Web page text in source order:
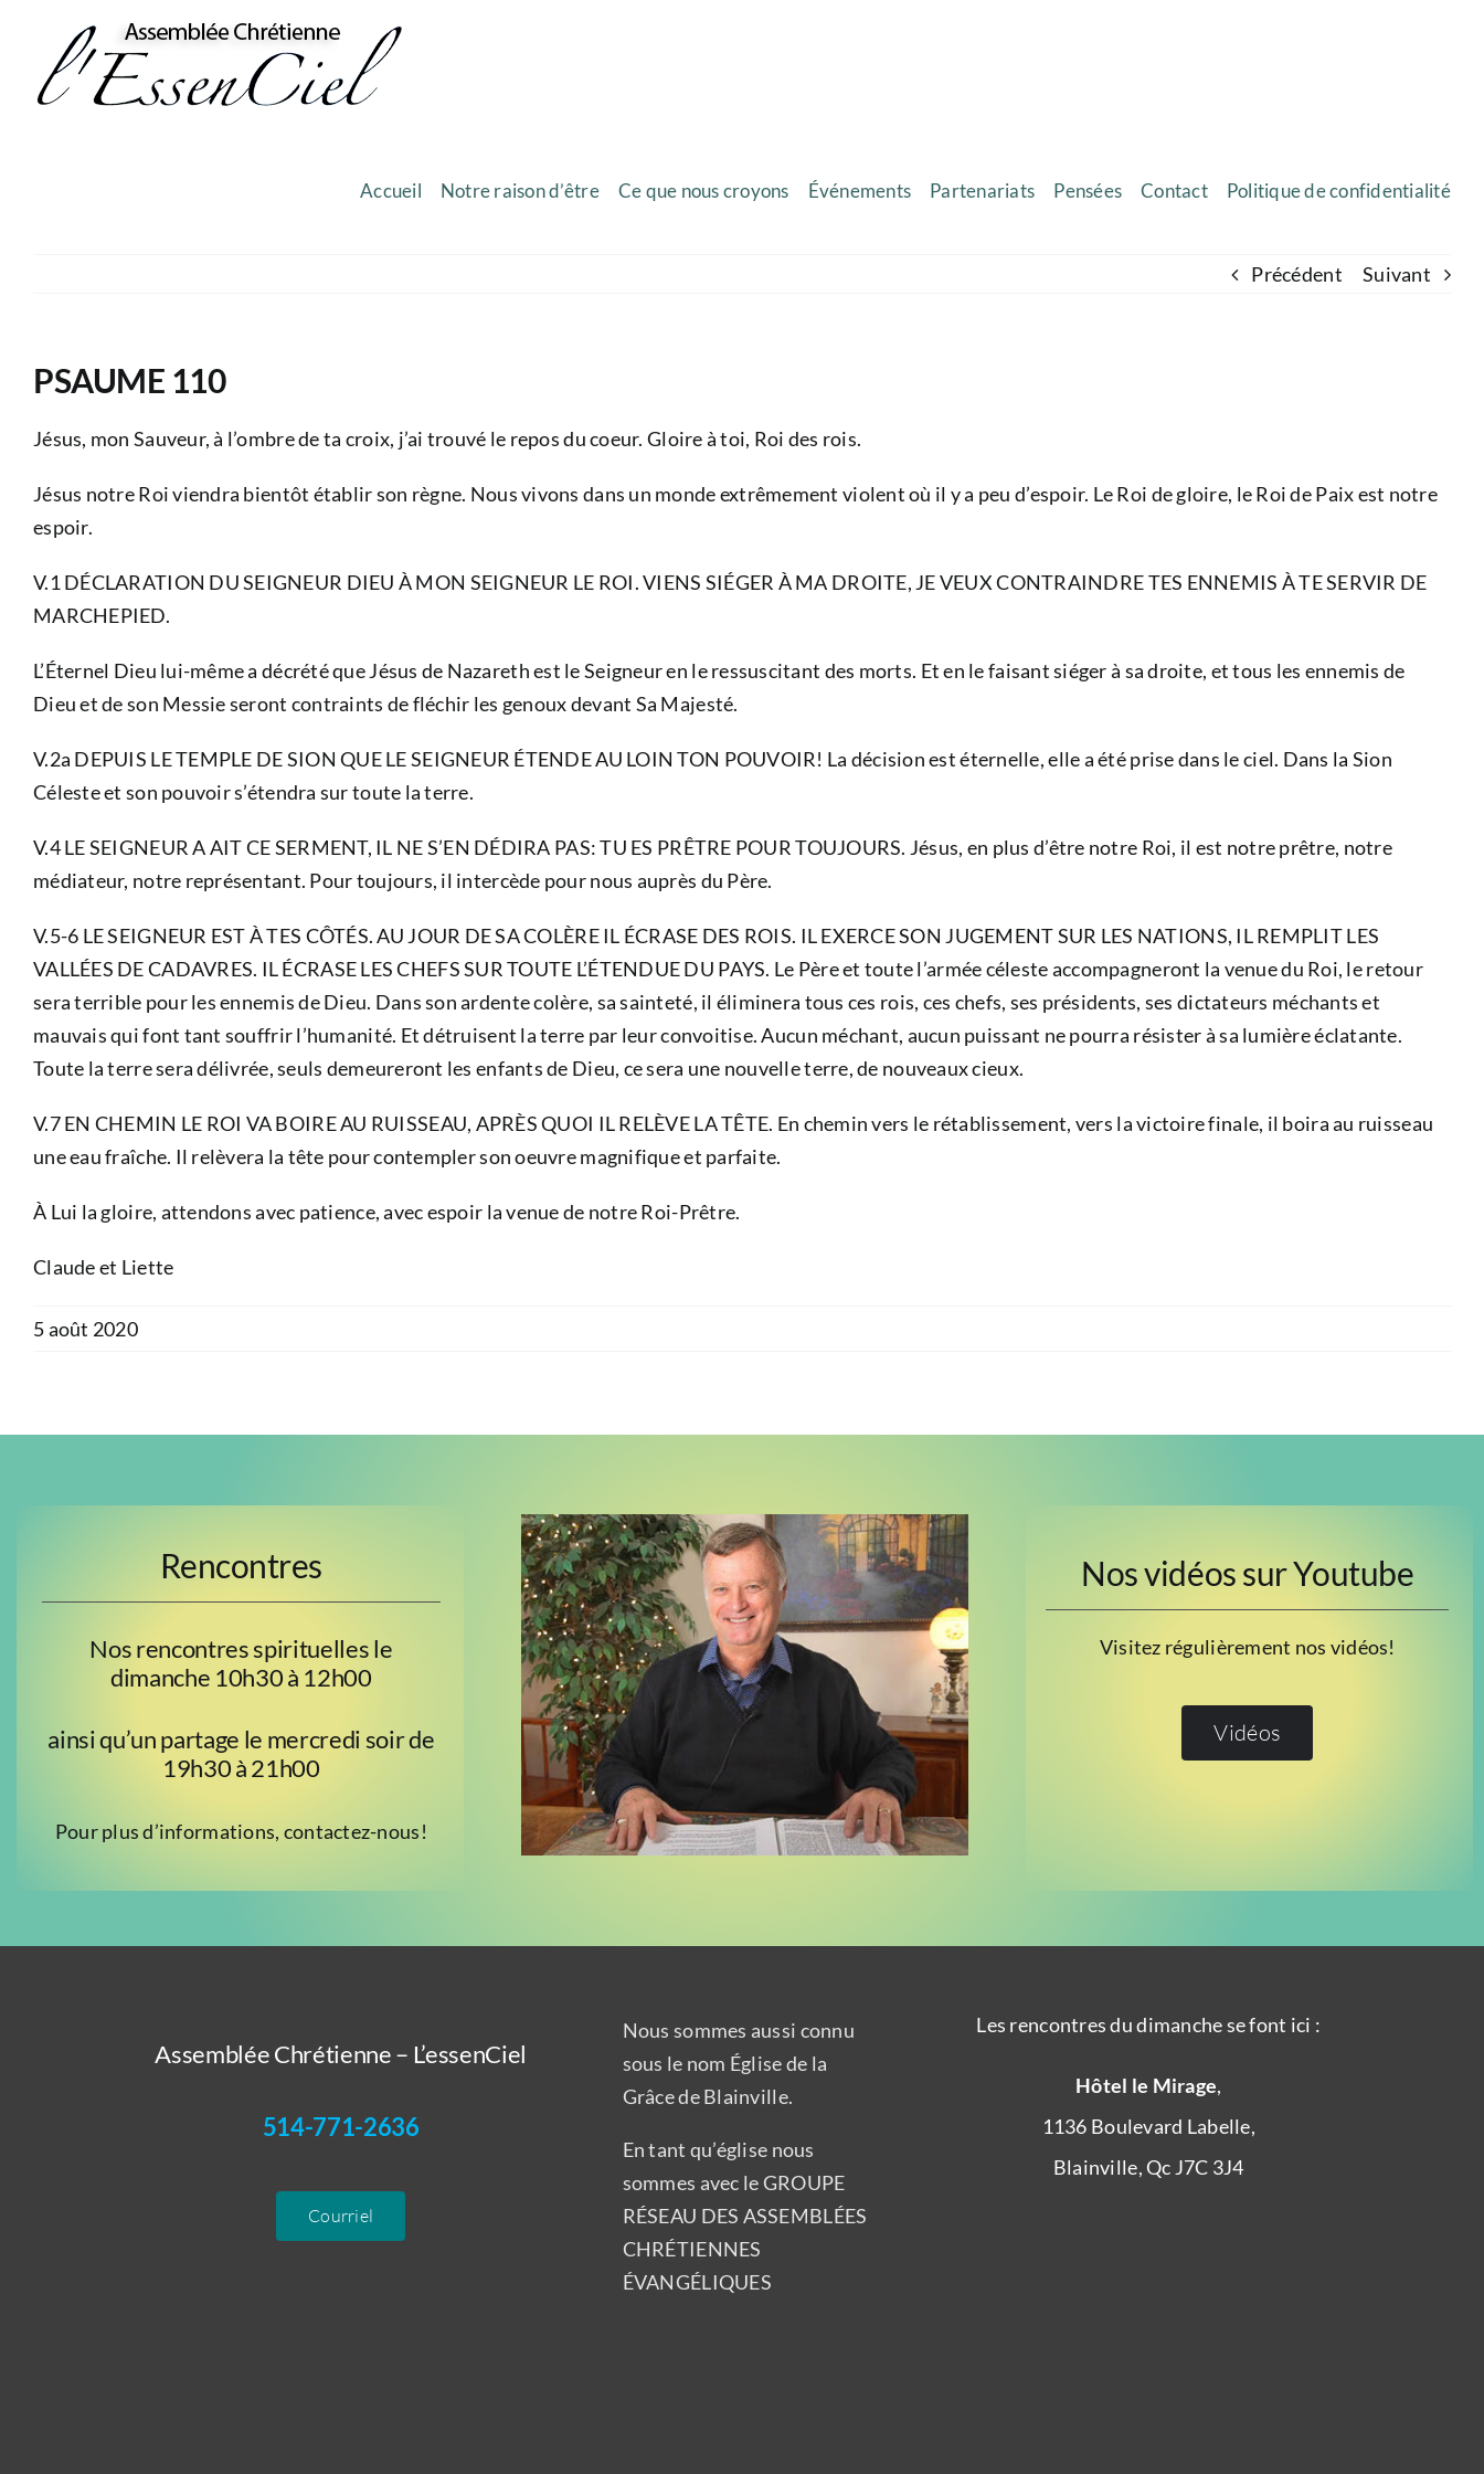
content
Accueil Notre raison d’être Ce que nous croyons Événements Partenariats Pensées Contact Politique de confidentialité
Précédent Suivant
PSAUME 110
Jésus, mon Sauveur, à l’ombre de ta croix, j’ai trouvé le repos du coeur. Gloire à toi, Roi des rois.
Jésus notre Roi viendra bientôt établir son règne. Nous vivons dans un monde extrêmement violent où il y a peu d’espoir. Le Roi de gloire, le Roi de Paix est notre
espoir.
V.1 DÉCLARATION DU SEIGNEUR DIEU À MON SEIGNEUR LE ROI. VIENS SIÉGER À MA DROITE, JE VEUX CONTRAINDRE TES ENNEMIS À TE SERVIR DE
MARCHEPIED.
L’Éternel Dieu lui-même a décrété que Jésus de Nazareth est le Seigneur en le ressuscitant des morts. Et en le faisant siéger à sa droite, et tous les ennemis de
Dieu et de son Messie seront contraints de fléchir les genoux devant Sa Majesté.
V.2a DEPUIS LE TEMPLE DE SION QUE LE SEIGNEUR ÉTENDE AU LOIN TON POUVOIR! La décision est éternelle, elle a été prise dans le ciel. Dans la Sion
Céleste et son pouvoir s’étendra sur toute la terre.
V.4 LE SEIGNEUR A AIT CE SERMENT, IL NE S’EN DÉDIRA PAS: TU ES PRÊTRE POUR TOUJOURS. Jésus, en plus d’être notre Roi, il est notre prêtre, notre
médiateur, notre représentant. Pour toujours, il intercède pour nous auprès du Père.
V.5-6 LE SEIGNEUR EST À TES CÔTÉS. AU JOUR DE SA COLÈRE IL ÉCRASE DES ROIS. IL EXERCE SON JUGEMENT SUR LES NATIONS, IL REMPLIT LES
VALLÉES DE CADAVRES. IL ÉCRASE LES CHEFS SUR TOUTE L’ÉTENDUE DU PAYS. Le Père et toute l’armée céleste accompagneront la venue du Roi, le retour
sera terrible pour les ennemis de Dieu. Dans son ardente colère, sa sainteté, il éliminera tous ces rois, ces chefs, ses présidents, ses dictateurs méchants et
mauvais qui font tant souffrir l’humanité. Et détruisent la terre par leur convoitise. Aucun méchant, aucun puissant ne pourra résister à sa lumière éclatante.
Toute la terre sera délivrée, seuls demeureront les enfants de Dieu, ce sera une nouvelle terre, de nouveaux cieux.
V.7 EN CHEMIN LE ROI VA BOIRE AU RUISSEAU, APRÈS QUOI IL RELÈVE LA TÊTE. En chemin vers le rétablissement, vers la victoire finale, il boira au ruisseau
une eau fraîche. Il relèvera la tête pour contempler son oeuvre magnifique et parfaite.
À Lui la gloire, attendons avec patience, avec espoir la venue de notre Roi-Prêtre.
Claude et Liette
5 août 2020
Rencontres
Nos rencontres spirituelles le
dimanche 10h30 à 12h00
ainsi qu’un partage le mercredi soir de
19h30 à 21h00
Pour plus d’informations, contactez-nous!
Nos vidéos sur Youtube
Visitez régulièrement nos vidéos!
Vidéos
Assemblée Chrétienne – L’essenCiel
514-771-2636
Courriel
Nous sommes aussi connu
sous le nom Église de la
Grâce de Blainville.
En tant qu’église nous
sommes avec le GROUPE
RÉSEAU DES ASSEMBLÉES
CHRÉTIENNES
ÉVANGÉLIQUES
Les rencontres du dimanche se font ici :
Hôtel le Mirage,
1136 Boulevard Labelle,
Blainville, Qc J7C 3J4